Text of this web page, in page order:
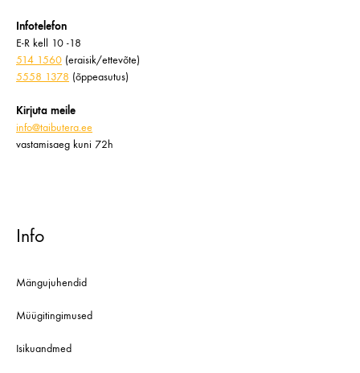
Infotelefon
E-R kell 10 -18
514 1560 (eraisik/ettevõte)
5558 1378 (õppeasutus)
Kirjuta meile
info@taibutera.ee
vastamisaeg kuni 72h
Info
Mängujuhendid
Müügitingimused
Isikuandmed